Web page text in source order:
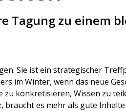
Tagung zu einem
Sie ist ein strategischer
im Winter, wenn das neue
konkretisieren, Wissen zu
braucht es mehr als gute